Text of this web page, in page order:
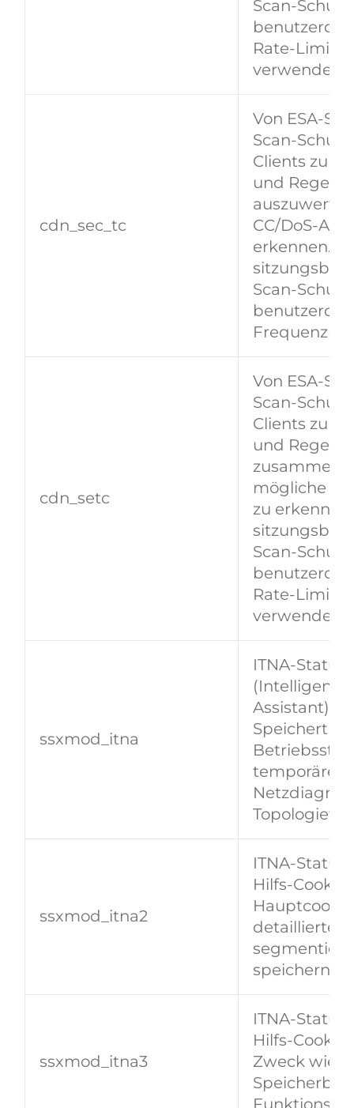
verwendet.
cdn_sec_tc
Von
Clients zu
und
CC/
erkennen.
cdn_setc
Von
Clients zu
und
mögliche
zu
verwendet.
​​ssxmod_itna​​
(Intelligent
Assistant) —
Speichert
temporäre
​​ssxmod_itna2​​
Hilfs‑Cookie
speichern.
​​ssxmod_itna3​​
Hilfs‑Cookie
Zweck wie